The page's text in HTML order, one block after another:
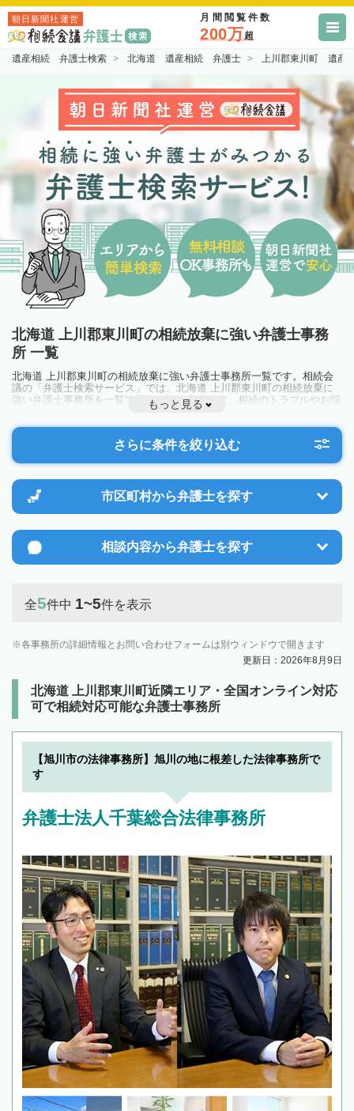
朝日新聞社運営 月間閲覧件数
200万超
遺産相続 弁護士検索 北海道 遺産相続 弁護士 上川郡東川町 遺産
北海道 上川郡東川町の相続放棄に強い弁護士事務
所 一覧
北海道 上川郡東川町の相続放棄に強い弁護士事務所一覧です。相続会
議の「弁護士検索サービス」では、北海道 上川郡東川町の相続放棄に
強い弁護士事務所を一覧で見ることが出来ます。相続のトラブルやお悩
みを抱えている方は一度近隣の弁護士に相談してみましょう。
もっと見る
さらに条件を絞り込む
市区町村から弁護士を探す
相談内容から弁護士を探す
全5件中 1~5件を表示
各事務所の詳細情報とお問い合わせフォームは別ウィンドウで開きます
更新日：2026年8月9日
北海道 上川郡東川町近隣エリア・全国オンライン対応
可で相続対応可能な弁護士事務所
【旭川市の法律事務所】旭川の地に根差した法律事務所で
す
弁護士法人千葉総合法律事務所